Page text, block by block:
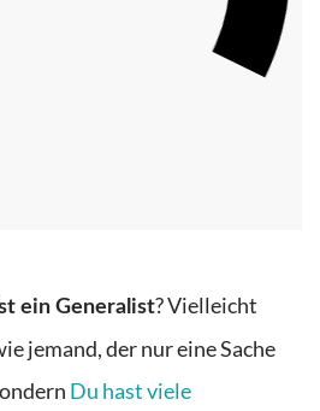
ein Generalist? Vielleicht
jemand, der nur eine Sache
Du hast viele